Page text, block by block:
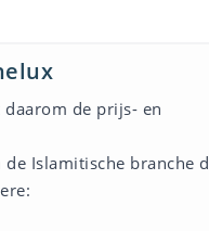
de prijs- en
Islamitische branche